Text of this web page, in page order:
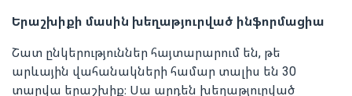
Երաշխիքի մասին խեղաթյուրված ինֆորմացիա
Շատ ընկերություններ հայտարարում են, թե
արևային վահանակների համար տալիս են 30
տարվա երաշխիք։ Սա արդեն խեղաթյուրված